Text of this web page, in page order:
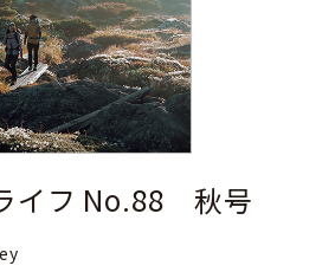
イフ No.88 秋号